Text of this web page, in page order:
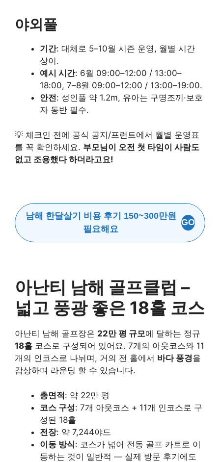
야외풀
기간: 대체로 5–10월 시즌 운영, 월별 시간
상이.
예시 시간: 6월 09:00–12:00 / 13:00–
18:00, 7–8월 09:00–12:00 / 13:00–19:00.
안전: 성인풀 약 1.2m, 유아는 구명조끼·보호
자 동반 필수.
💡 체크인 전에 공식 공지/프런트에서 월별 운영표
를 꼭 확인하세요. 부모님이 오전 첫 타임이 사람도
없고 조용했다 하더라고요!
남해 한달살기 비용 후기 150~300만원
필요해요
GO
아난티 남해 골프클럽 –
넓고 풍광 좋은 18홀 코스
아난티 남해 골프장은 22만 평 규모에 달하는 정규
18홀 코스로 구성되어 있어요. 7개의 아웃코스와 11
개의 인코스로 나뉘며, 거의 전 홀에서 바다 풍경을
감상하며 라운딩 할 수 있습니다.
총면적: 약 22만 평
코스 구성: 7개 아웃코스 + 11개 인코스로 구
성된 18홀
전장: 약 7,244야드
이동 방식: 코스가 넓어 전동 골프 카트로 이
동하는 것이 일반적 — 실제 방문 후기에도